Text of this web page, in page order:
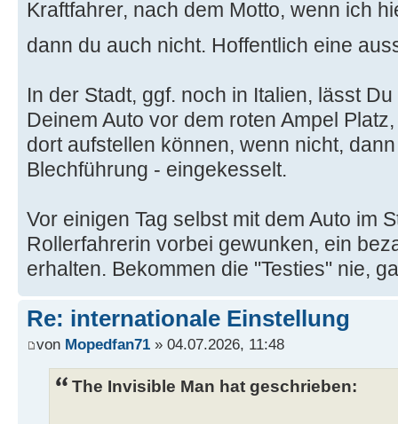
Kraftfahrer, nach dem Motto, wenn ich
dann du auch nicht. Hoffentlich eine
In der Stadt, ggf. noch in Italien, lässt
Deinem Auto vor dem roten Ampel
dort aufstellen können, wenn nicht,
Blechführung - eingekesselt.
Vor einigen Tag selbst mit dem Auto im
Rollerfahrerin vorbei gewunken, ein
erhalten. Bekommen die "Testies" nie,
Re: internationale Einstellung
von Mopedfan71 » 04.07.2026, 11:48
The Invisible Man hat geschrieben: